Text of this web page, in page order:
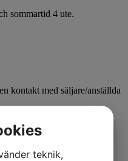
sommartid 4 ute.
kontakt med säljare/anställda
teknik,